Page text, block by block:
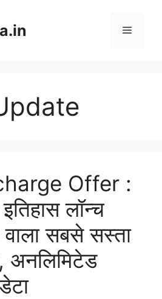
Menu
Offer :
लॉन्च
सबसे सस्ता
अनलिमिटेड